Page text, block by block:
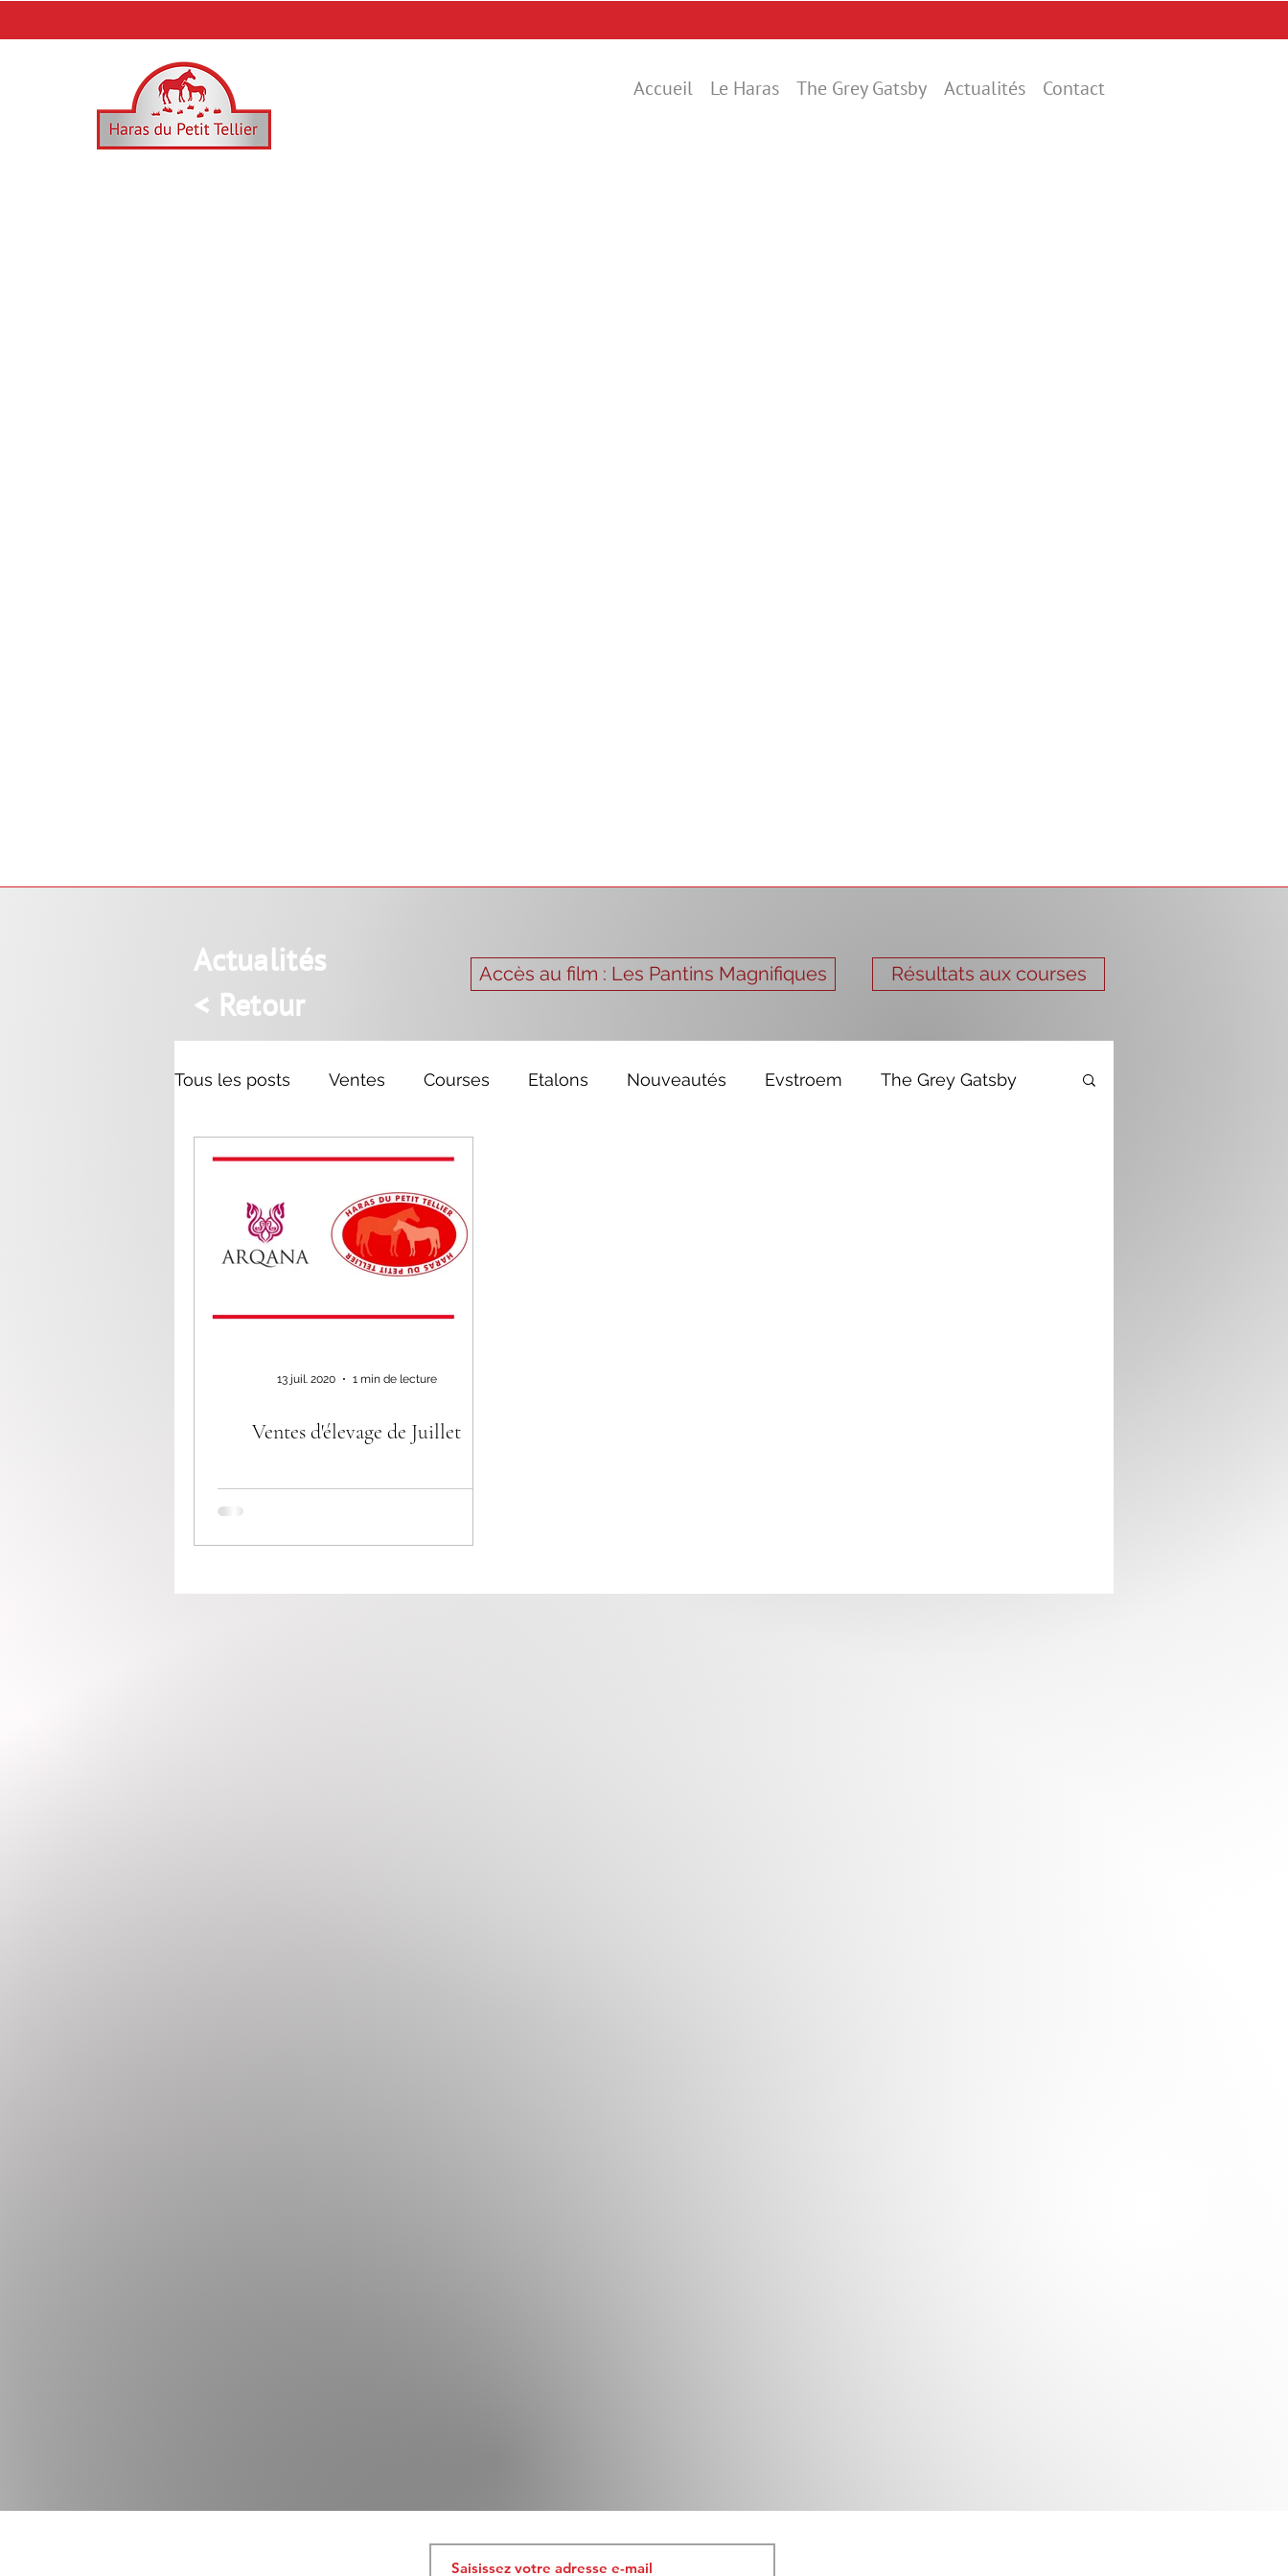
Accueil Le Haras The Grey Gatsby Actualités Contact
Actualités
< Retour
Accès au film : Les Pantins Magnifiques Résultats aux courses
Tous les posts Ventes Courses Etalons Nouveautés Evstroem The Grey Gatsby
Mr. Owen Recoletos
Ventes d'élevage de Juillet
13 juil. 2020 1 min de lecture